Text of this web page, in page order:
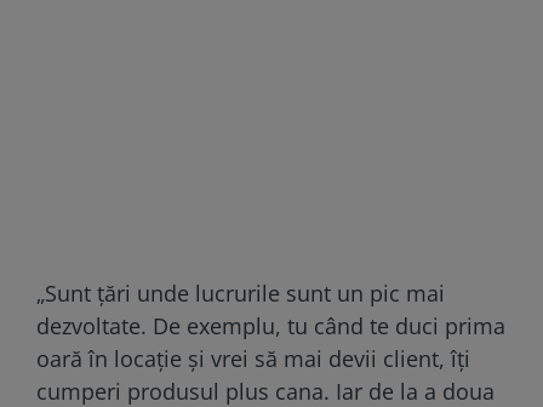
„Sunt țări unde lucrurile sunt un pic mai
dezvoltate. De exemplu, tu când te duci prima
oară în locație și vrei să mai devii client, îți
cumperi produsul plus cana. Iar de la a doua